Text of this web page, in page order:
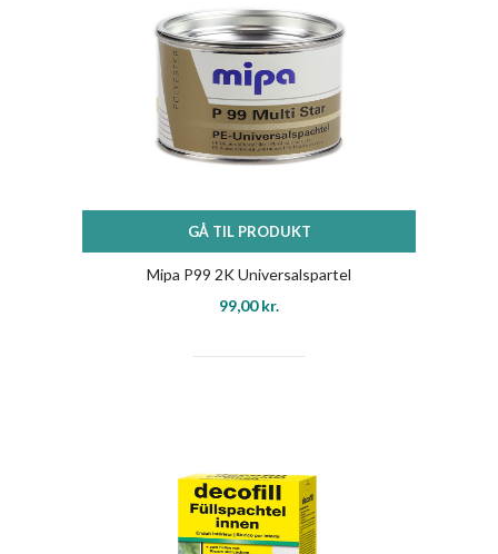
GÅ TIL PRODUKT
Mipa P99 2K Universalspartel
99,00kr.